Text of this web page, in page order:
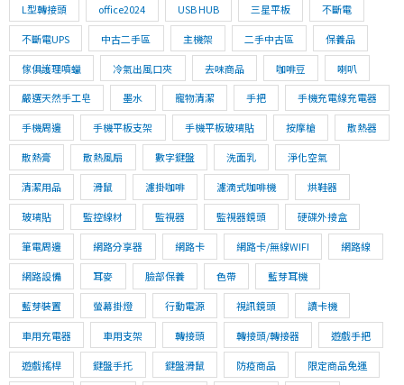
L型轉接頭 office2024 USB HUB 三星平板 不斷電
不斷電UPS 中古二手區 主機架 二手中古區 保養品
傢俱護理噴蠟 冷氣出風口夾 去味商品 咖啡豆 喇叭
嚴選天然手工皂 墨水 寵物清潔 手把 手機充電線充電器
手機周邊 手機平板支架 手機平板玻璃貼 按摩槍 散熱器
散熱膏 散熱風扇 數字鍵盤 洗面乳 淨化空氣
清潔用品 滑鼠 濾掛咖啡 濾滴式咖啡機 烘鞋器
玻璃貼 監控線材 監視器 監視器鏡頭 硬碟外接盒
筆電周邊 網路分享器 網路卡 網路卡/無線WIFI 網路線
網路設備 耳麥 臉部保養 色帶 藍芽耳機
藍芽裝置 螢幕掛燈 行動電源 視訊鏡頭 讀卡機
車用充電器 車用支架 轉接頭 轉接頭/轉接器 遊戲手把
遊戲搖桿 鍵盤手托 鍵盤滑鼠 防疫商品 限定商品免運